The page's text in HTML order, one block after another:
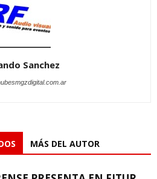
Sanchez
MÁS DEL AUTOR